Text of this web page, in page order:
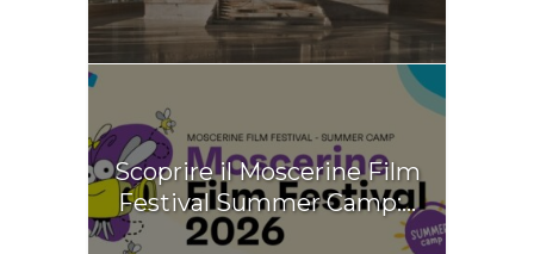
Scoprire il Moscerine Film
Festival Summer Camp:...